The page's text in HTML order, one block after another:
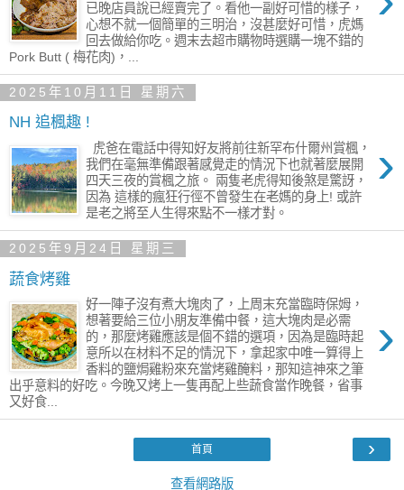
已晚店員說已經賣完了。看他一副好可惜的樣子，
心想不就一個簡單的三明治，沒甚麼好可惜，虎媽
回去做給你吃。週末去超市購物時選購一塊不錯的
Pork Butt ( 梅花肉)，...
2025年10月11日 星期六
NH 追楓趣 !
›
虎爸在電話中得知好友將前往新罕布什爾州賞楓，
我們在毫無準備跟著感覺走的情況下也就著麼展開
四天三夜的賞楓之旅。 兩隻老虎得知後煞是驚訝，
因為 這樣的瘋狂行徑不曾發生在老媽的身上! 或許
是老之將至人生得來點不一樣才對。
2025年9月24日 星期三
蔬食烤雞
›
好一陣子沒有煮大塊肉了，上周末充當臨時保姆，
想著要給三位小朋友準備中餐，這大塊肉是必需
的，那麼烤雞應該是個不錯的選項，因為是臨時起
意所以在材料不足的情況下，拿起家中唯一算得上
香料的鹽焗雞粉來充當烤雞醃料，那知這神來之筆
出乎意料的好吃。今晚又烤上一隻再配上些蔬食當作晚餐，省事
又好食...
›
首頁
查看網路版